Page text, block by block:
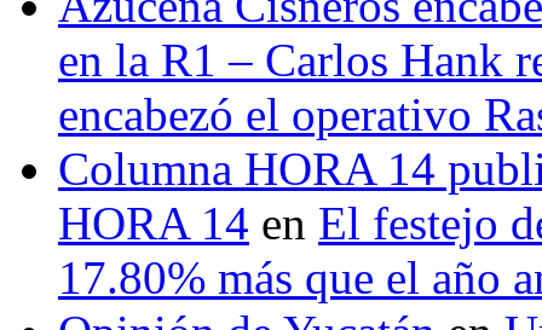
en la R1 – Carlos Hank
encabezó el operativo
Columna HORA 14
HORA 14 en El festejo
17.80% más que el año